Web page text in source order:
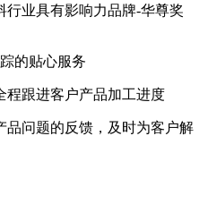
行业具有影响力品牌-华尊奖
的贴心服务
程跟进客户产品加工进度
品问题的反馈，及时为客户解